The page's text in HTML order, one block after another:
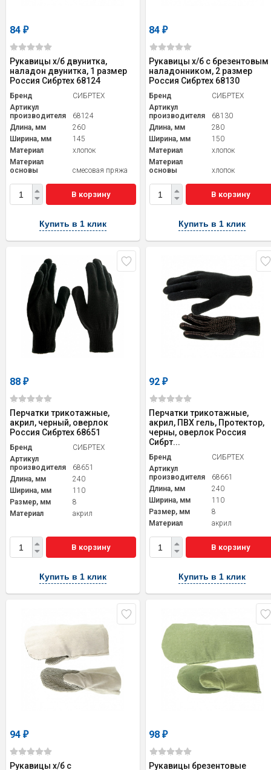
84 ₽
Рукавицы х/б двунитка,
наладон двунитка, 1 размер
Россия Сибртех 68124
Бренд
СИБРТЕХ
Артикул
производителя
68124
Длина, мм
260
Ширина, мм
145
Материал
хлопок
Материал
основы
смесовая пряжа
В корзину
Купить в 1 клик
84₽
Рукавицы х/б с брезентовым
наладонником, 2 размер
Россия Сибртех 68130
Бренд
СИБРТЕХ
Артикул
производителя
68130
Длина, мм
280
Ширина, мм
150
Материал
хлопок
Материал
основы
хлопок
В корзину
Купить в 1 клик
88 ₽
Перчатки трикотажные,
акрил, черный, оверлок
Россия Сибртех 68651
Бренд
СИБРТЕХ
Артикул
производителя
68651
Длина, мм
240
Ширина, мм
110
Размер, мм
8
Материал
акрил
В корзину
Купить в 1 клик
92₽
Перчатки трикотажные,
акрил, ПВХ гель, Протектор,
черны, оверлок Россия
Сибрт...
Бренд
СИБРТЕХ
Артикул
производителя
68661
Длина, мм
240
Ширина, мм
110
Размер, мм
8
Материал
акрил
В корзину
Купить в 1 клик
94 ₽
Рукавицы х/б с
98₽
Рукавицы брезентовые